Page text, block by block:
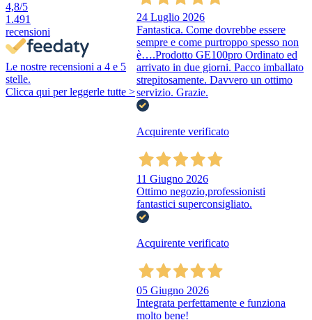
4,8/5
1.491
recensioni
Le nostre recensioni a 4 e 5
stelle.
Clicca qui per leggerle tutte >
24 Luglio 2026
Fantastica. Come dovrebbe essere
sempre e come purtroppo spesso non
è….Prodotto GE100pro Ordinato ed
arrivato in due giorni. Pacco imballato
strepitosamente. Davvero un ottimo
servizio. Grazie.
Acquirente verificato
11 Giugno 2026
Ottimo negozio,professionisti
fantastici superconsigliato.
Acquirente verificato
05 Giugno 2026
Integrata perfettamente e funziona
molto bene!